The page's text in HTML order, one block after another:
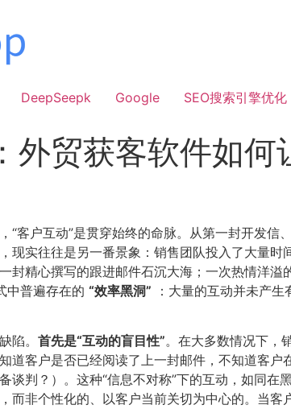
DeepSeepk Google SEO搜索引擎优化
外贸获客软件如
“客户互动”是贯穿始终的命脉。从第一封开发
现实往往是另一番景象：销售团队投入了大量
封精心撰写的跟进邮件石沉大海；一次热情洋
中普遍存在的 ​“效率黑洞”​ ：大量的互动并未产
陷。​ 首先是“互动的盲目性”​。在大多数情况下，
道客户是否已经阅读了上一封邮件，不知道客
谈判？）。这种“信息不对称”下的互动，如同在
而非个性化的、以客户当前关切为中心的。当客